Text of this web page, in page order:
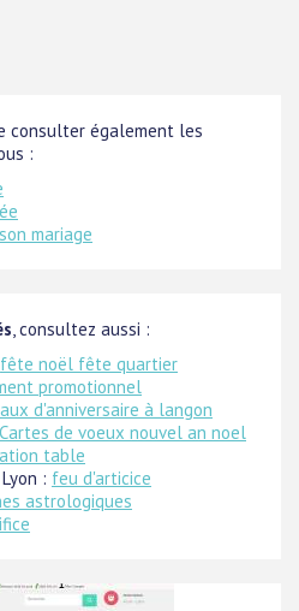
consulter également les
:
mariage
, consultez aussi :
fête noël fête quartier
promotionnel
d'anniversaire à langon
Cartes de voeux nouvel an noel
table
: feu d'articice
astrologiques